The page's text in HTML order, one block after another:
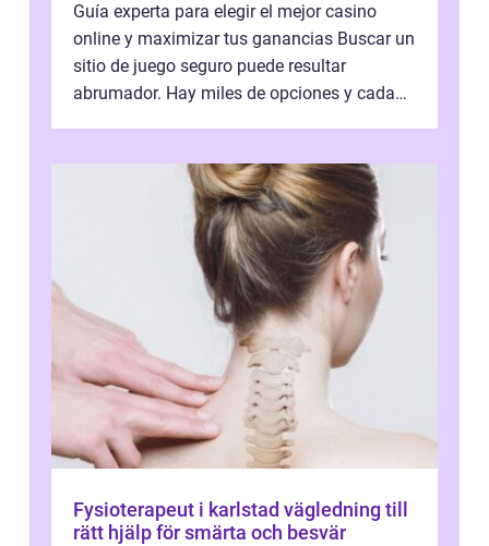
Guía experta para elegir el mejor casino
online y maximizar tus ganancias Buscar un
sitio de juego seguro puede resultar
abrumador. Hay miles de opciones y cada
Fysioterapeut i karlstad vägledning till
rätt hjälp för smärta och besvär